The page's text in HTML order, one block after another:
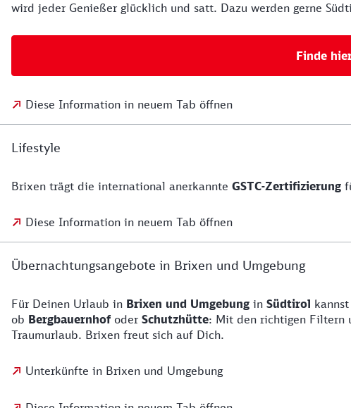
wird jeder Genießer glücklich und satt. Dazu werden gerne
Finde
Diese Information in neuem Tab öffnen
Lifestyle
Brixen trägt die international anerkannte GSTC-Zertifizierung
Diese Information in neuem Tab öffnen
Übernachtungsangebote in Brixen und Umgebung
Für Deinen Urlaub in Brixen und Umgebung in Südtirol
ob Bergbauernhof oder Schutzhütte: Mit den richtigen Filtern
Traumurlaub. Brixen freut sich auf Dich.
Unterkünfte in Brixen und Umgebung